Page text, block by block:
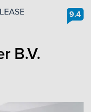
9.4
B.V.